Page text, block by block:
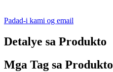
Padad-i kami og email
Detalye sa Produkto
Mga Tag sa Produkto